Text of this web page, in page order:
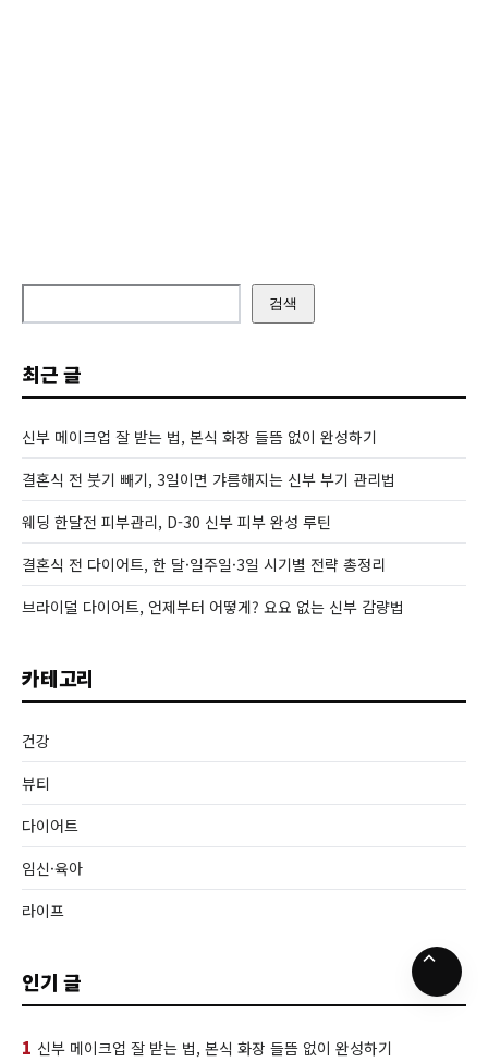
검색
최근 글
신부 메이크업 잘 받는 법, 본식 화장 들뜸 없이 완성하기
결혼식 전 붓기 빼기, 3일이면 갸름해지는 신부 부기 관리법
웨딩 한달전 피부관리, D-30 신부 피부 완성 루틴
결혼식 전 다이어트, 한 달·일주일·3일 시기별 전략 총정리
브라이덜 다이어트, 언제부터 어떻게? 요요 없는 신부 감량법
카테고리
건강
뷰티
다이어트
임신·육아
라이프
인기 글
1 신부 메이크업 잘 받는 법, 본식 화장 들뜸 없이 완성하기